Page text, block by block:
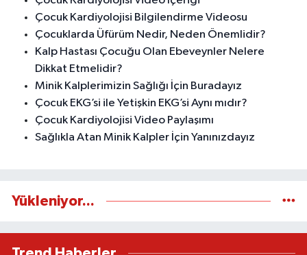
Çocuk Kardiyolojisi Bilgilendirme Videosu
Çocuklarda Üfürüm Nedir, Neden Önemlidir?
Kalp Hastası Çocuğu Olan Ebeveynler Nelere
Dikkat Etmelidir?
Minik Kalplerimizin Sağlığı İçin Buradayız
Çocuk EKG’si ile Yetişkin EKG’si Aynı mıdır?
Çocuk Kardiyolojisi Video Paylaşımı
Sağlıkla Atan Minik Kalpler İçin Yanınızdayız
Yükleniyor...